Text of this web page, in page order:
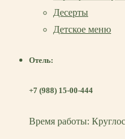
Десерты
Детское меню
Отель:
+7 (988) 15-00-444
Время работы: